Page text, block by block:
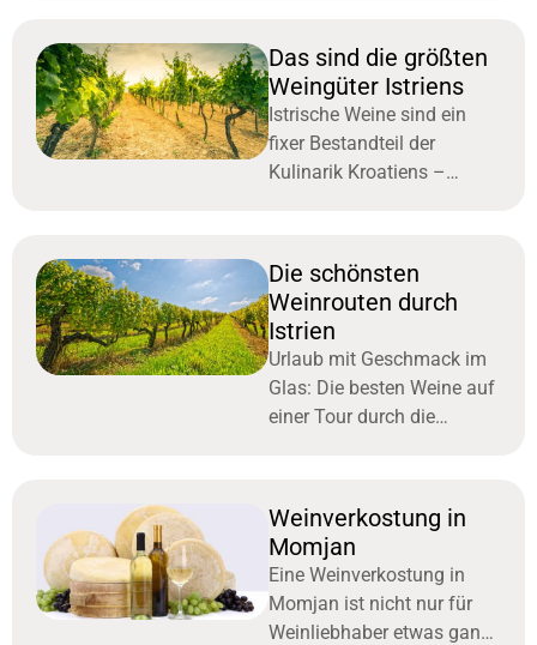
Das sind die größten
Weingüter Istriens
Istrische Weine sind ein
fixer Bestandteil der
Kulinarik Kroatiens –
viel Genuss. Die größten
Weingüter Istriens
produzieren
Die schönsten
Weinrouten durch
Istrien
Urlaub mit Geschmack im
Glas: Die besten Weine auf
einer Tour durch die
Neben Oliven gehört Wein
zu den kulinarischen
Weinverkostung in
Momjan
Eine Weinverkostung in
Momjan ist nicht nur für
Weinliebhaber etwas ganz